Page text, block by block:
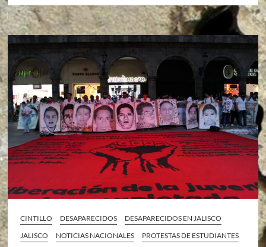
CINTILLO DESAPARECIDOS
DESAPARECIDOS EN JALISCO
JALISCO
NOTICIAS NACIONALES
PROTESTAS DE ESTUDIANTES